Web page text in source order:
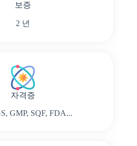
보증
2 년
자격증
GMP, SQF, FDA...